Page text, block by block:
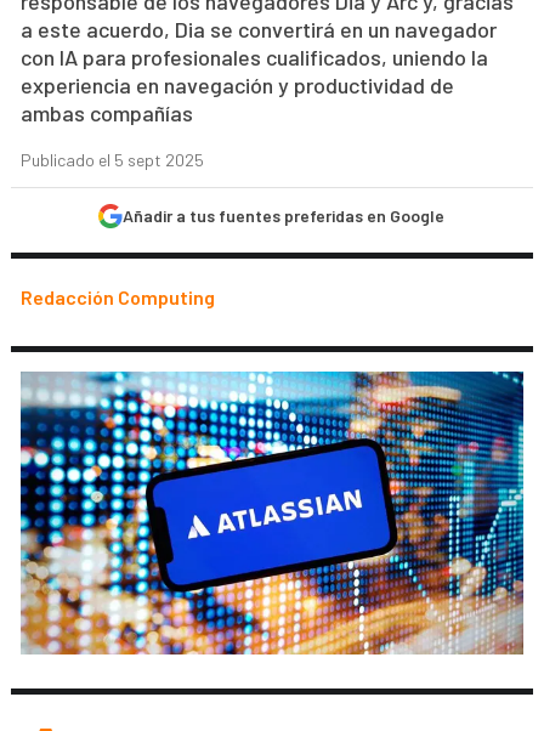
a este acuerdo, Dia se convertirá en un navegador
con IA para profesionales cualificados, uniendo la
experiencia en navegación y productividad de
ambas compañías
Publicado el 5 sept 2025
Añadir a tus fuentes preferidas en Google
Redacción Computing